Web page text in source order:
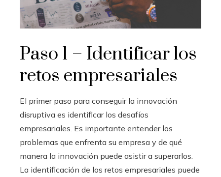
Paso 1 – Identificar los
retos empresariales
El primer paso para conseguir la innovación
disruptiva es identificar los desafíos
empresariales. Es importante entender los
problemas que enfrenta su empresa y de qué
manera la innovación puede asistir a superarlos.
La identificación de los retos empresariales puede